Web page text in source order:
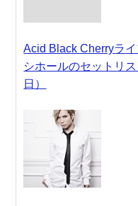
Acid Black Cherryラ
シホールのセットリ
日）